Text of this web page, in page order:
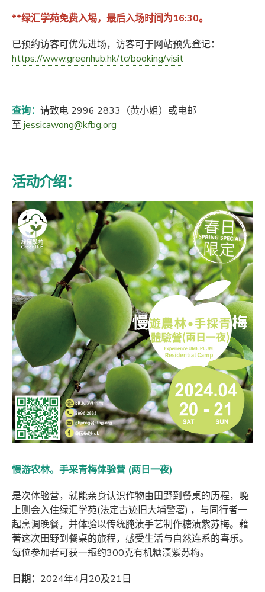
**绿汇学苑免费入埸，最后入场时间为16:30。
已预约访客可优先进场，访客可于网站预先登记：
https://www.greenhub.hk/tc/booking/visit
查询： 请致电 2996 2833（黄小姐）或电邮
至jessicawong@kfbg.org
活动介绍：
慢游农林。手采青梅体验营 (两日一夜)
是次体验营，就能亲身认识作物由田野到餐桌的历程，晚
上则会入住绿汇学苑(法定古迹旧大埔警署) ，与同行者一
起烹调晚餐，并体验以传统腌渍手艺制作糖渍紫苏梅。藉
著这次田野到餐桌的旅程，感受生活与自然连系的喜乐。
每位参加者可获一瓶约300克有机糖渍紫苏梅。
日期： 2024年4月20及21日